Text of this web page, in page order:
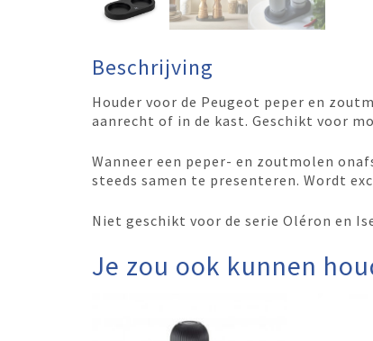
Beschrijving
Houder voor de Peugeot peper en
aanrecht of in de kast. Geschikt voor
Wanneer een peper- en zoutmolen
steeds samen te presenteren. Wordt
Niet geschikt voor de serie Oléron en
Je zou ook kunnen